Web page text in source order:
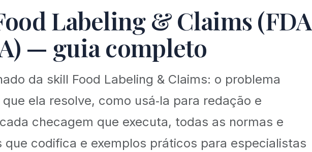
Labeling & Claims (FDA
— guia completo
da skill Food Labeling & Claims: o problema
ela resolve, como usá‑la para redação e
checagem que executa, todas as normas e
que codifica e exemplos práticos para especialistas